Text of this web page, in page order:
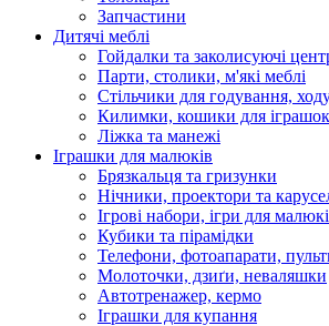
Запчастини
Дитячі меблі
Гойдалки та заколисуючі
Парти, столики, м'які меблі
Стільчики для годування,
Килимки, кошики для іграшок
Ліжка та манежі
Іграшки для малюків
Брязкальця та гризунки
Нічники, проектори та
Ігрові набори, ігри для
Кубики та пірамідки
Телефони, фотоапарати,
Молоточки, дзиґи, неваляшки
Автотренажер, кермо
Іграшки для купання